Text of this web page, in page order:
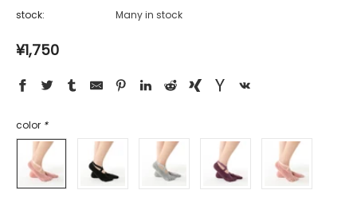
stock:
Many in stock
¥1,750
color *